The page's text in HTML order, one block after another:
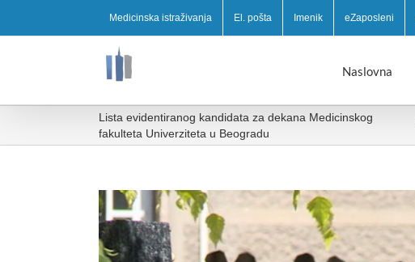
Medicinska istraživanja El. pošta Imenik eZaposleni
Naslovna
Lista evidentiranog kandidata za dekana Medicinskog
fakulteta Univerziteta u Beogradu
View
Larger
Image